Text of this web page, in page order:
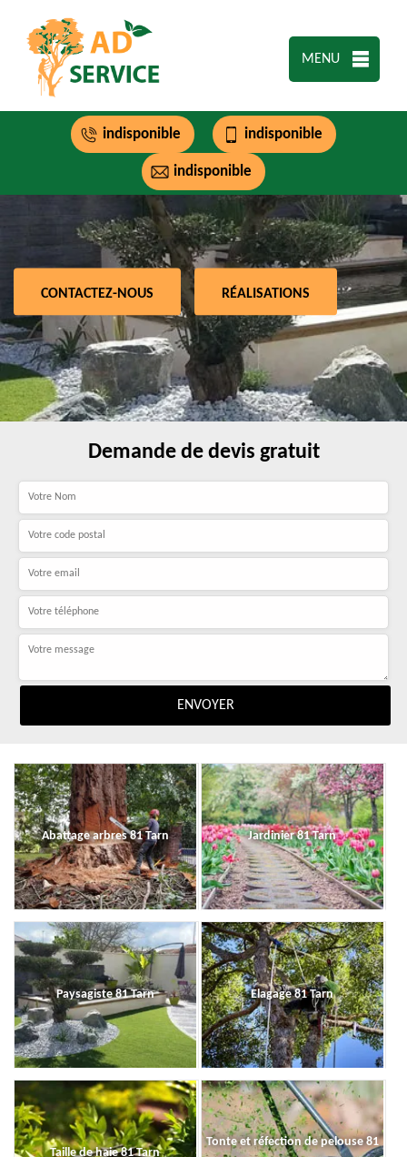
MENU
indisponible indisponible
indisponible
CONTACTEZ-NOUS RÉALISATIONS
Demande de devis gratuit
Abattage arbres 81 Tarn Jardinier 81 Tarn
Paysagiste 81 Tarn Elagage 81 Tarn
Taille de haie 81 Tarn
Tonte et réfection de pelouse 81